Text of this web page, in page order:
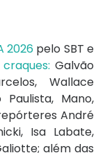
2026 pelo SBT e
Galvão
Wallace
Paulista, Mano,
André
Isa Labate,
além das